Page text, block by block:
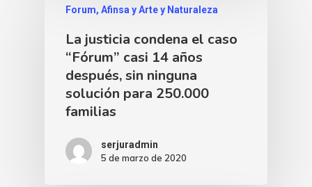
Forum, Afinsa y Arte y Naturaleza
La justicia condena el caso
“Fórum” casi 14 años
después, sin ninguna
solución para 250.000
familias
serjuradmin
5 de marzo de 2020